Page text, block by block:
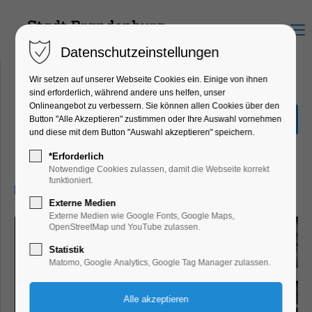
Menu
Turmführung St.
Katharinenkirche
Führung
Datenschutzeinstellungen
Wir setzen auf unserer Webseite Cookies ein. Einige von ihnen
sind erforderlich, während andere uns helfen, unser
Onlineangebot zu verbessern. Sie können allen Cookies über den
Button "Alle Akzeptieren" zustimmen oder Ihre Auswahl vornehmen
und diese mit dem Button "Auswahl akzeptieren" speichern.
*Erforderlich
Notwendige Cookies zulassen, damit die Webseite korrekt
funktioniert.
Externe Medien
Externe Medien wie Google Fonts, Google Maps,
OpenStreetMap und YouTube zulassen.
Statistik
Matomo, Google Analytics, Google Tag Manager zulassen.